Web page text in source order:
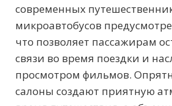
современных
микроавтобусов
что позволяет пассажирам
связи во время поездки и
просмотром фильмов.
салоны создают приятную